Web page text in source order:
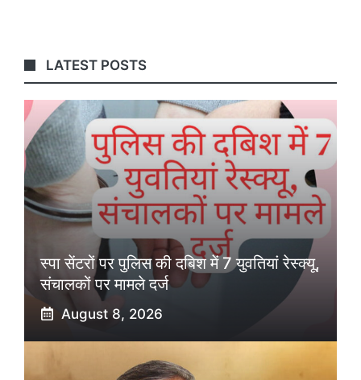
LATEST POSTS
स्पा सेंटरों पर पुलिस की दबिश में 7 युवतियां रेस्क्यू,
संचालकों पर मामले दर्ज
August 8, 2026